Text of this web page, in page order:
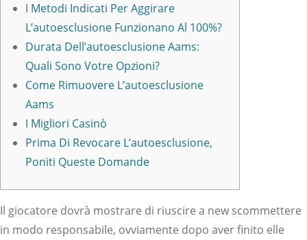
I Metodi Indicati Per Aggirare
L’autoesclusione Funzionano Al 100%?
Durata Dell’autoesclusione Aams:
Quali Sono Votre Opzioni?
Come Rimuovere L’autoesclusione
Aams
I Migliori Casinò
Prima Di Revocare L’autoesclusione,
Poniti Queste Domande
Il giocatore dovrà mostrare di riuscire a new scommettere
in modo responsabile, ovviamente dopo aver finito elle